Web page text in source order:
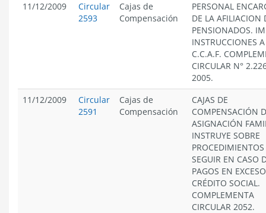
11/12/2009
Circular
2593
Cajas de
Compensación
PERSONAL
DE LA AFILIACION
PENSIONADOS.
INSTRUCCIONES
C.C.A.F.
CIRCULAR N°
2005.
11/12/2009
Circular
2591
Cajas de
Compensación
CAJAS DE
COMPENSACIÓN
ASIGNACIÓN
INSTRUYE SOBRE
SEGUIR EN CASO
PAGOS EN
CRÉDITO SOCIAL.
COMPLEMENTA
CIRCULAR 2052.